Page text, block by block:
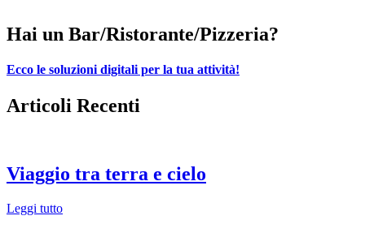
Hai un Bar/Ristorante/Pizzeria?
Ecco le soluzioni digitali per la tua attività!
Articoli Recenti
Viaggio tra terra e cielo
Leggi tutto